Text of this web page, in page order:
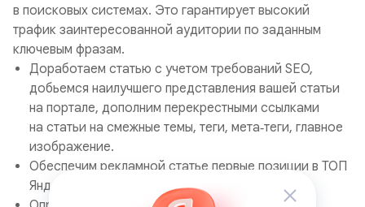
в поисковых системах. Это гарантирует высокий
трафик заинтересованной аудитории по заданным
ключевым фразам.
Доработаем статью с учетом требований SEO,
добьемся наилучшего представления вашей статьи
на портале, дополним перекрестными ссылками
на статьи на смежные темы, теги, мета‑теги, главное
изображение.
Обеспечим рекламной статье первые позиции в ТОП
Яндекса по целевым поисковым запросам.